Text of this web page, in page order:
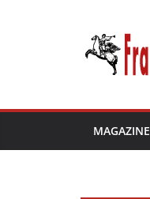
MAGAZINE